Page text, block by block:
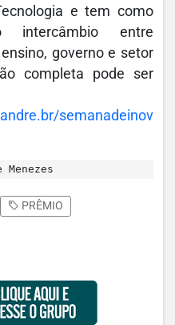
e tem como
intercâmbio entre
governo e setor
completa pode ser
semanadeinov
Menezes
PRÊMIO